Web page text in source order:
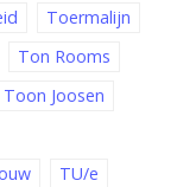
Toermalijn
Ton Rooms
Toon Joosen
TU/e